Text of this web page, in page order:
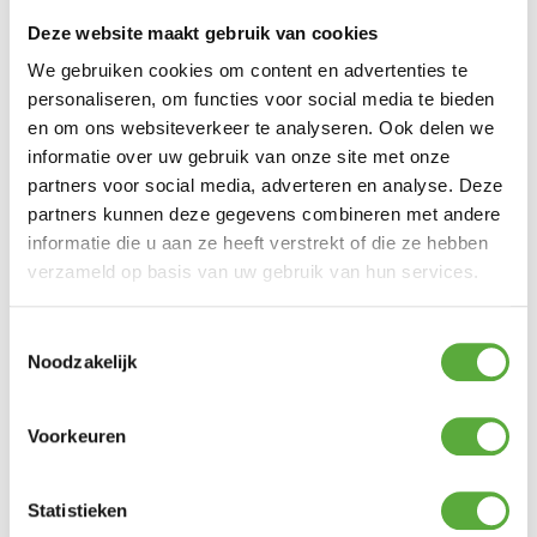
Deze website maakt gebruik van cookies
We gebruiken cookies om content en advertenties te
personaliseren, om functies voor social media te bieden
en om ons websiteverkeer te analyseren. Ook delen we
informatie over uw gebruik van onze site met onze
partners voor social media, adverteren en analyse. Deze
partners kunnen deze gegevens combineren met andere
informatie die u aan ze heeft verstrekt of die ze hebben
verzameld op basis van uw gebruik van hun services.
Noodzakelijk
Voorkeuren
Statistieken
Ultiem Buitenleven prijs:
€299,00
Gratis verzending vanaf €250,-*
Achteraf betalen mogelijk
Kopersbescherming met Trusted Shops
Uitverkocht
Ontdek het ultieme comfort met deze luxe
verstelbare Valerie tuinstoel . Dankzij de
slimme gasveerbediening verstel je de
rugleuning moeiteloos met één druk op de
ontspanning aan.
–
eenvoudig te bedienen via een drukknop op
onder de stoel voor een
soepele, duurzame werking